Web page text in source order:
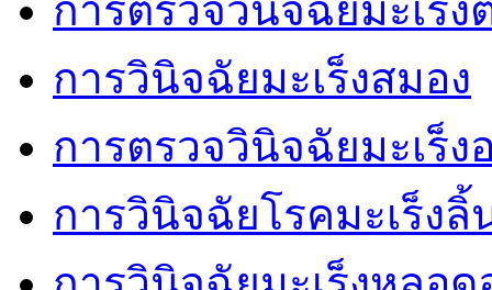
การตรวจวินิจฉัยมะเร็ง
การวินิจฉัยมะเร็งสมอง
การตรวจวินิจฉัยมะเร็ง
การวินิจฉัยโรคมะเร็งลิ้